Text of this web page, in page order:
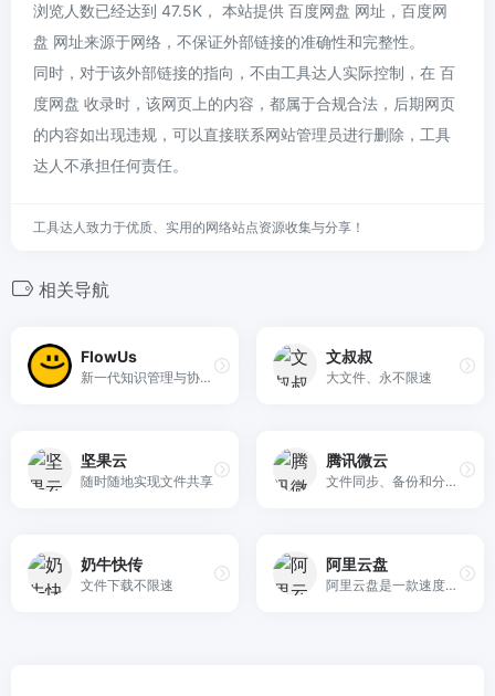
浏览人数已经达到 47.5K， 本站提供 百度网盘 网址，百度网
盘 网址来源于网络，不保证外部链接的准确性和完整性。
同时，对于该外部链接的指向，不由工具达人实际控制，在 百
度网盘 收录时，该网页上的内容，都属于合规合法，后期网页
的内容如出现违规，可以直接联系网站管理员进行删除，工具
达人不承担任何责任。
工具达人致力于优质、实用的网络站点资源收集与分享！
相关导航
FlowUs
新一代知识管理与协作平台
文叔叔
大文件、永不限速
坚果云
随时随地实现文件共享
腾讯微云
文件同步、备份和分享功能的云存储应用
奶牛快传
文件下载不限速
阿里云盘
阿里云盘是一款速度快、不打扰、够安全、易于分享的个人网盘，欢迎你来体验。